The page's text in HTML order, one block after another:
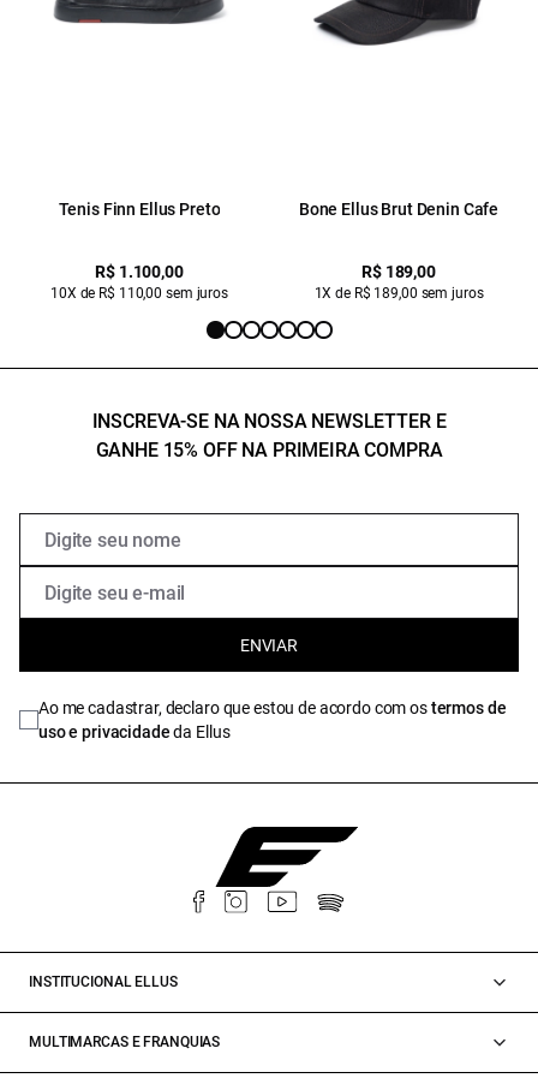
Tenis Finn Ellus Preto
R$ 1.100,00
10X de R$ 110,00 sem juros
Bone Ellus Brut Denin Cafe
R$ 189,00
1X de R$ 189,00 sem juros
INSCREVA-SE NA NOSSA NEWSLETTER E
GANHE 15% OFF NA PRIMEIRA COMPRA
ENVIAR
Ao me cadastrar, declaro que estou de acordo com ostermos de
uso e privacidadeda Ellus
INSTITUCIONAL ELLUS
MULTIMARCAS E FRANQUIAS